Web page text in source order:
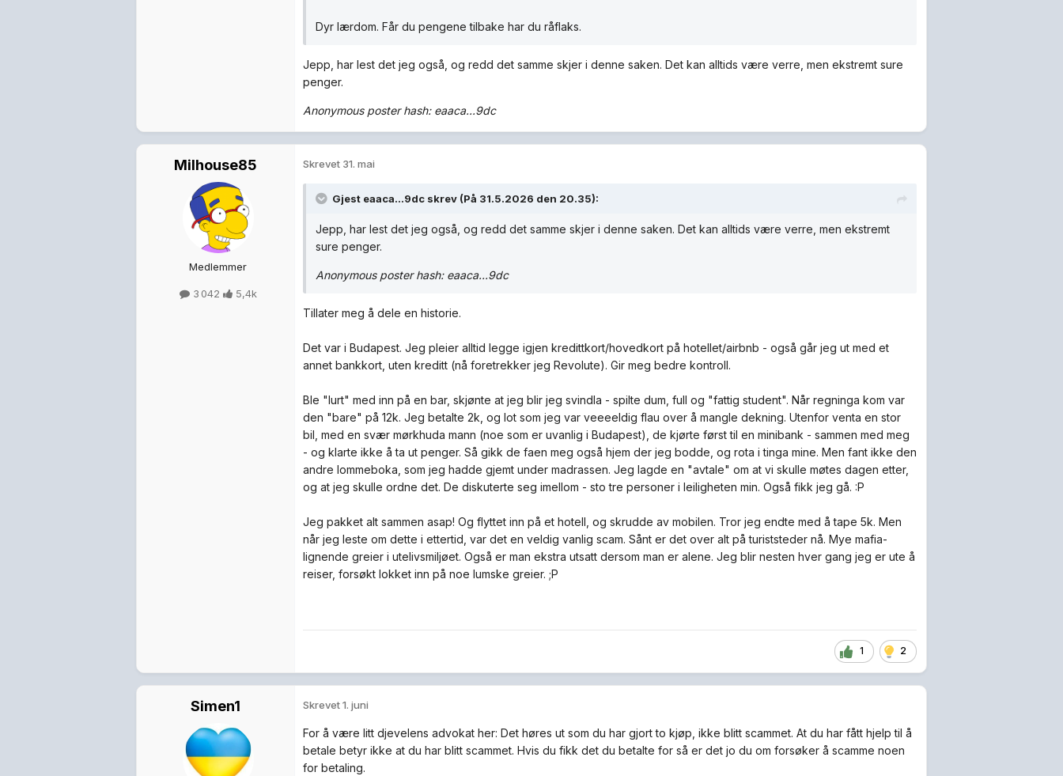
Dyr lærdom. Får du pengene tilbake har du råflaks.
Jepp, har lest det jeg også, og redd det samme skjer i denne saken. Det kan alltids være verre, men ekstremt sure
penger.
Anonymous poster hash: eaaca...9dc
Milhouse85
Medlemmer
3 042 5,4k
Skrevet 31. mai
Gjest eaaca...9dc skrev (På 31.5.2026 den 20.35):
Jepp, har lest det jeg også, og redd det samme skjer i denne saken. Det kan alltids være verre, men ekstremt
sure penger.
Anonymous poster hash: eaaca...9dc
Tillater meg å dele en historie.
Det var i Budapest. Jeg pleier alltid legge igjen kredittkort/hovedkort på hotellet/airbnb - også går jeg ut med et
annet bankkort, uten kreditt (nå foretrekker jeg Revolute). Gir meg bedre kontroll.
Ble "lurt" med inn på en bar, skjønte at jeg blir jeg svindla - spilte dum, full og "fattig student". Når regninga kom var
den "bare" på 12k. Jeg betalte 2k, og lot som jeg var veeeeldig flau over å mangle dekning. Utenfor venta en stor
bil, med en svær mørkhuda mann (noe som er uvanlig i Budapest), de kjørte først til en minibank - sammen med meg
- og klarte ikke å ta ut penger. Så gikk de faen meg også hjem der jeg bodde, og rota i tinga mine. Men fant ikke den
andre lommeboka, som jeg hadde gjemt under madrassen. Jeg lagde en "avtale" om at vi skulle møtes dagen etter,
og at jeg skulle ordne det. De diskuterte seg imellom - sto tre personer i leiligheten min. Også fikk jeg gå. :P
Jeg pakket alt sammen asap! Og flyttet inn på et hotell, og skrudde av mobilen. Tror jeg endte med å tape 5k. Men
når jeg leste om dette i ettertid, var det en veldig vanlig scam. Sånt er det over alt på turiststeder nå. Mye mafia-
lignende greier i utelivsmiljøet. Også er man ekstra utsatt dersom man er alene. Jeg blir nesten hver gang jeg er ute å
reiser, forsøkt lokket inn på noe lumske greier. ;P
1 2
Simen1 Skrevet1. juni
For å være litt djevelens advokat her: Det høres ut som du har gjort to kjøp, ikke blitt scammet. At du har fått hjelp til å
betale betyr ikke at du har blitt scammet. Hvis du fikk det du betalte for så er det jo du om forsøker å scamme noen
for betaling.